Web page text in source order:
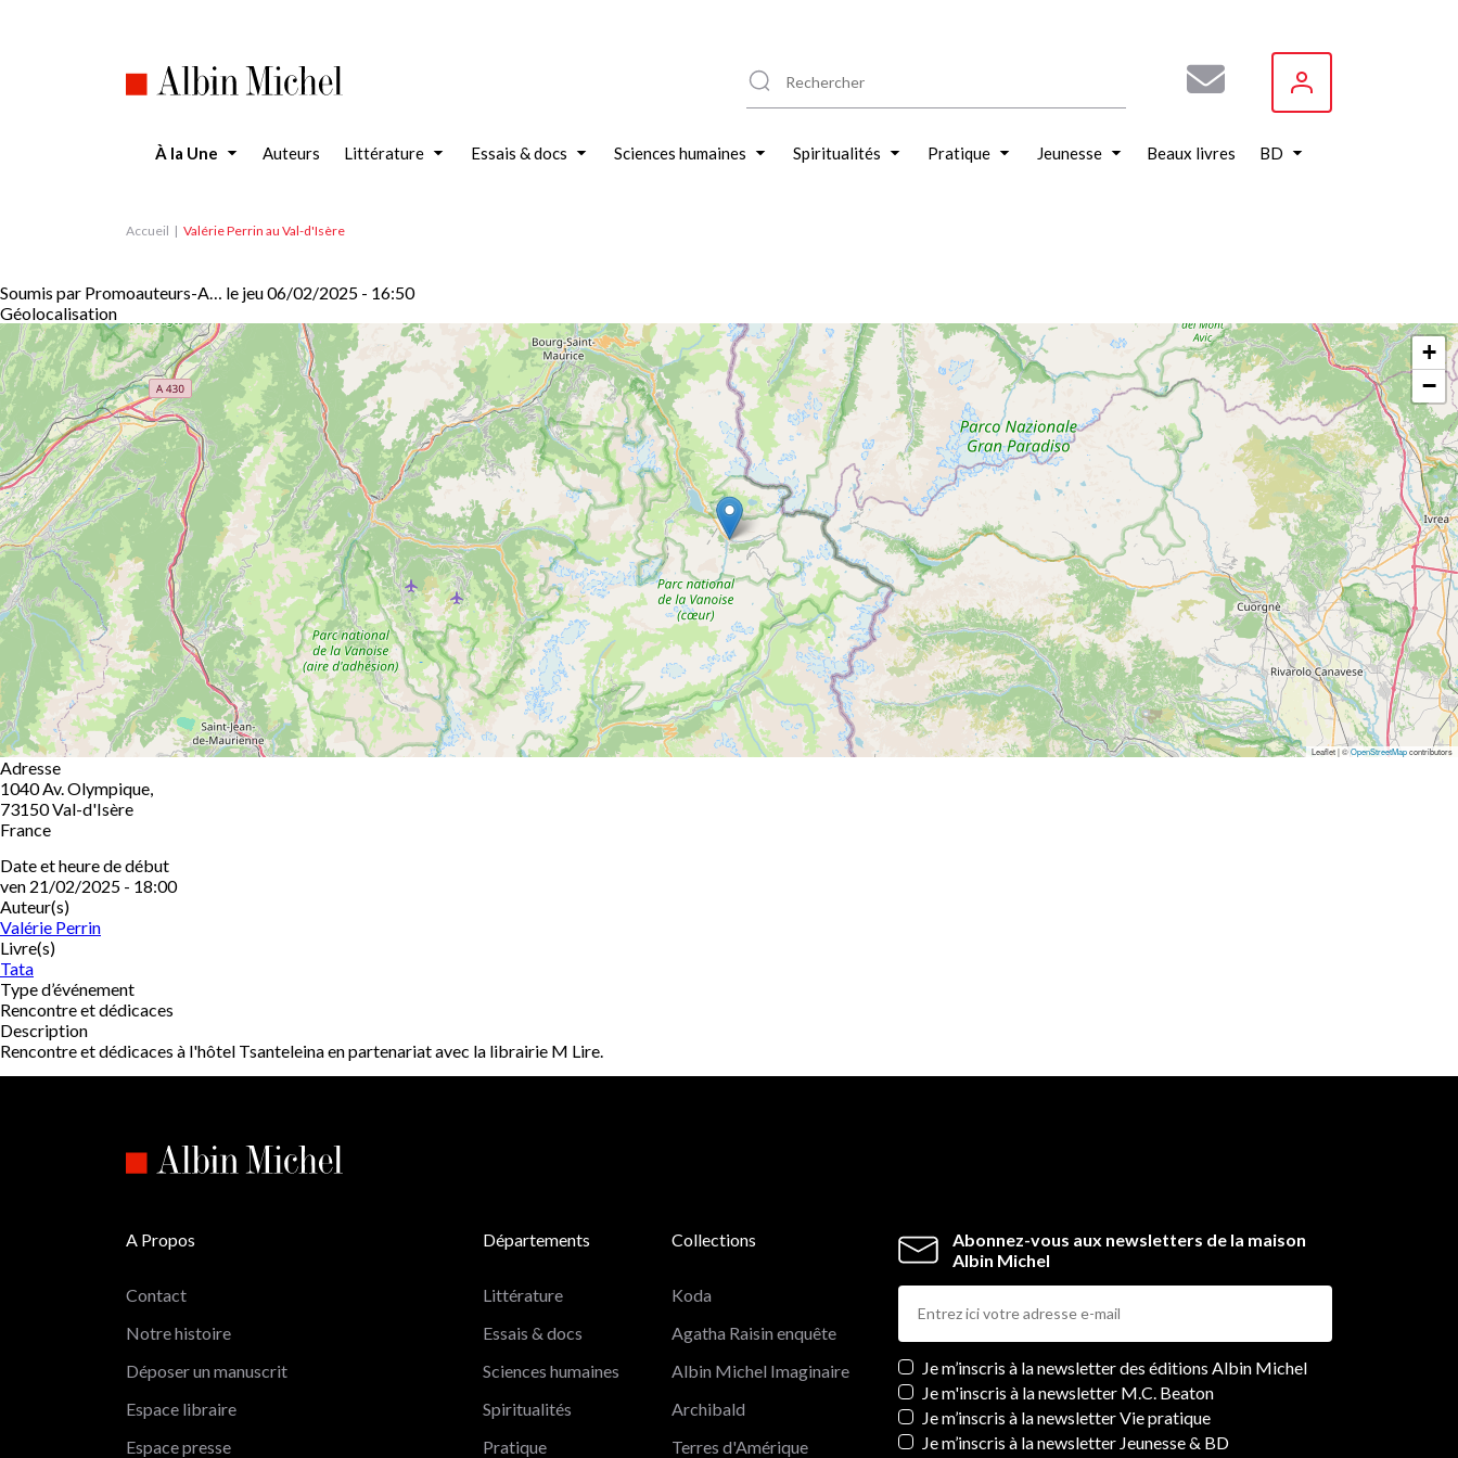
À la Une Auteurs Littérature Essais & docs Sciences humaines Spiritualités Pratique Jeunesse Beaux livres BD
Accueil Valérie Perrin au Val-d'Isère
Soumis par Promoauteurs-A… le jeu 06/02/2025 - 16:50
Géolocalisation
+
−
Leaflet | ©OpenStreetMapcontributors
Adresse
1040 Av. Olympique,
73150Val-d'Isère
France
Date et heure de début
ven 21/02/2025 - 18:00
Auteur(s)
Valérie Perrin
Livre(s)
Tata
Type d’événement
Rencontre et dédicaces
Description
Rencontre et dédicaces à l'hôtel Tsanteleina en partenariat avec la librairie M Lire.
Abonnez-vous aux newsletters de la maison
Albin Michel
Newsletters
Je m’inscris à la newsletter des éditions Albin Michel
Je m'inscris à la newsletter M.C. Beaton
Je m’inscris à la newsletter Vie pratique
Je m’inscris à la newsletter Jeunesse & BD
A Propos
Contact
Notre histoire
Déposer un manuscrit
Espace libraire
Espace presse
Départements
Littérature
Essais & docs
Sciences humaines
Spiritualités
Pratique
Collections
Koda
Agatha Raisin enquête
Albin Michel Imaginaire
Archibald
Terres d'Amérique